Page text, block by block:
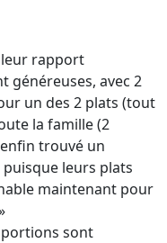
rapport
avec 2
un des 2 plats (tout
la famille (2
trouvé un
leurs plats
maintenant pour
portions sont